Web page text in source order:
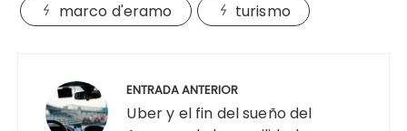
marco d'eramo
turismo
entradas
ENTRADA ANTERIOR
Uber y el fin del sueño del